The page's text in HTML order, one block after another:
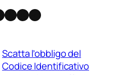
X Threads
Telegram
Scatta l’obbligo del
Codice Identificativo